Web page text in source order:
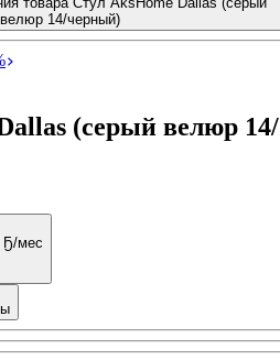
(серый велюр 14/
Ҕ/мес